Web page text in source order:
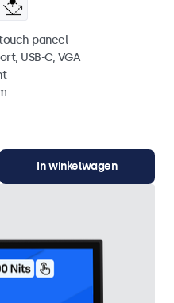
paneel
USB-C, VGA
In winkelwagen